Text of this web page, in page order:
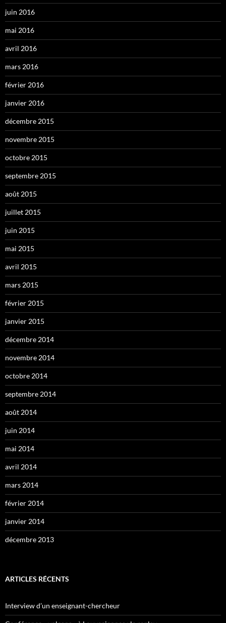
juin 2016
mai 2016
avril 2016
mars 2016
février 2016
janvier 2016
décembre 2015
novembre 2015
octobre 2015
septembre 2015
août 2015
juillet 2015
juin 2015
mai 2015
avril 2015
mars 2015
février 2015
janvier 2015
décembre 2014
novembre 2014
octobre 2014
septembre 2014
août 2014
juin 2014
mai 2014
avril 2014
mars 2014
février 2014
janvier 2014
décembre 2013
ARTICLES RÉCENTS
Interview d’un enseignant-chercheur